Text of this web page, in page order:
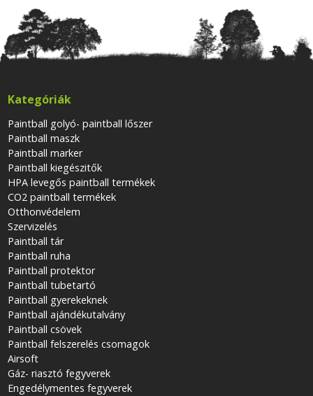
Kategóriák
Paintball golyó- paintball lőszer
Paintball maszk
Paintball marker
Paintball kiegészitők
HPA levegős paintball termékek
CO2 paintball termékek
Otthonvédelem
Szervizelés
Paintball tár
Paintball ruha
Paintball protektor
Paintball tubetartó
Paintball gyerekeknek
Paintball ajándékutalvány
Paintball csövek
Paintball felszerelés csomagok
Airsoft
Gáz- riasztó fegyverek
Engedélymentes fegyverek